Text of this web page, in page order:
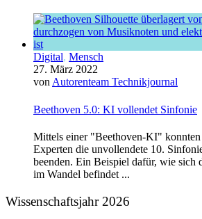
Digital, Mensch
27. März 2022
von Autorenteam Technikjournal
Beethoven 5.0: KI vollendet Sinfonie
Mittels einer "Beethoven-KI"
Experten die unvollendete 10.
beenden. Ein Beispiel dafür, wie sich
im Wandel befindet ...
Wissenschaftsjahr 2026